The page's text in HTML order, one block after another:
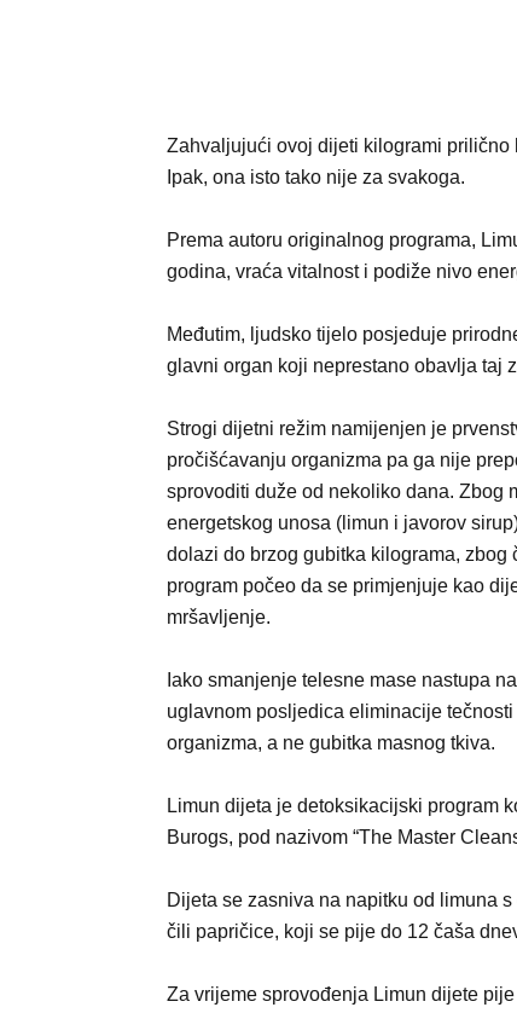
Zahvaljujući ovoj dijeti kilogrami prilično
Ipak, ona isto tako nije za svakoga.
Prema autoru originalnog programa,
godina, vraća vitalnost i podiže nivo
Međutim, ljudsko tijelo posjeduje
glavni organ koji neprestano obavlja taj
Strogi dijetni režim namijenjen je
pročišćavanju organizma pa ga nije
sprovoditi duže od nekoliko dana. Zbog
energetskog unosa (limun i javorov
dolazi do brzog gubitka kilograma, zbog
program počeo da se primjenjuje kao
mršavljenje.
Iako smanjenje telesne mase nastupa
uglavnom posljedica eliminacije tečnosti
organizma, a ne gubitka masnog tkiva.
Limun dijeta je detoksikacijski program
Burogs, pod nazivom “The Master
Dijeta se zasniva na napitku od limuna
čili papričice, koji se pije do 12 čaša
Za vrijeme sprovođenja Limun dijete